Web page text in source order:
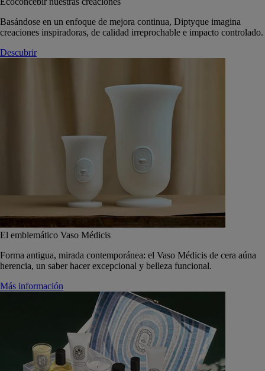
Basándose en un enfoque de mejora continua, Diptyque imagina
creaciones inspiradoras, de calidad irreprochable e impacto controlado.
Descubrir
El emblemático Vaso Médicis
Forma antigua, mirada contemporánea: el Vaso Médicis de cera aúna
herencia, un saber hacer excepcional y belleza funcional.
Más información